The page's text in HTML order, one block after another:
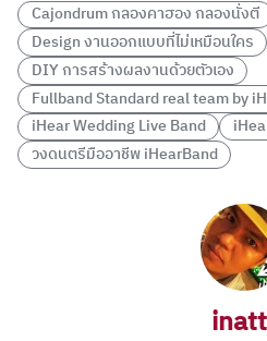
Cajondrum กลองคาฮอง กลองนั่งตี
Design งานออกแบบที่ไม่เหมือนใคร
DIY การสร้างผลงานด้วยตัวเอง
Fullband Standard real team by
iHear Wedding Live Band
วงดนตรีมืออาชีพ iHearBand